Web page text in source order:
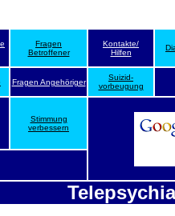
Fragen
Betroffener
Kontakte/
Hilfen
Fragen Angehöriger
Suizid-
vorbeugung
Stimmung
verbessern